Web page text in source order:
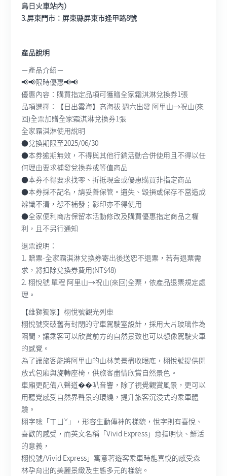
烏日火車站內）
3.屏東門市：屏東縣屏東市逢甲路8號
產品說明
－產品介紹－
📢📢限時優惠📢📢
優惠內容：購買指定品項可獲贈全家霜淇淋兌換券1張
品項選擇：【日出雲海】高海拔 週六出發 阿里山→祝山(來
回)全票加贈全家霜淇淋兌換券1張
全家霜淇淋使用說明
●兌換期限至2025/06/30
●本券逾期無效，不得與其他行銷活動合併使用且不得以任
何理由要求補發兌換券或等值商品
●本券不得要求找零、折抵現金或優惠購買非指定商品
●本券採不記名，請妥善保管。遺失、毀損或保存不當造成
辨識不清，恕不補發；影印亦不得使用
●全家便利商店保留本活動修改及購買優惠指定商品之權
利，且不另行通知
退票說明：
1. 贈票-全家霜淇淋兌換券寄出後送恕不退票，若有退票需
求，將扣除兌換券費用(NT$48)
2. 栩悅號 單程 阿里山→祝山(來回)全票，依產品退票規定處
理。
【雄獅獨家】栩悅號觀光列車
栩悅號突破舊有封閉的守車駕駛室設計，採用大片玻璃作為
隔間，讓乘客可以欣賞前方的自然景致也可以想像駕駛火車
的感覺。
為了讓旅客能將阿里山的山林美景盡收眼底，栩悅號提供開
放式包廂與旋轉座椅，供旅客盡情欣賞自然景色。
車廂更配備八聲道��叭音響，除了視覺觀賞風景，更可以
用聽覺感受自然界聲景的環繞，提升旅客沉浸式的乘車體
驗。
栩字唸「ㄒㄩˇ」，形容生動傳神的樣貌，悅字則有喜悅、
喜歡的感受，而英文名稱「Vivid Express」意指明快、鮮活
的意義，
栩悅號/Vivid Express」寓意著遊客乘車時能喜悅的感受森
林孕育出的美麗景緻及生態多元的樣貌。